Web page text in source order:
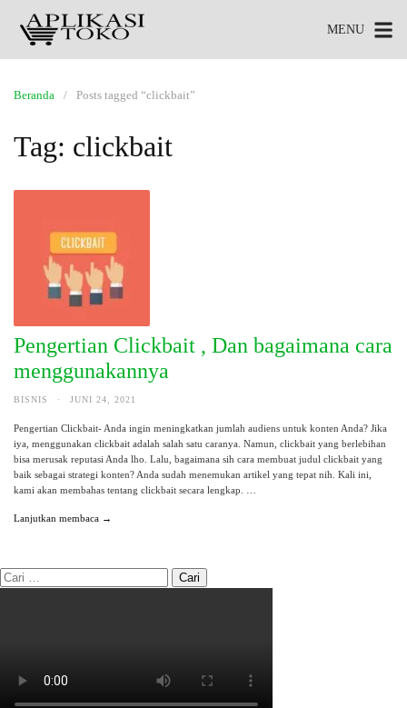
MENU
Beranda Posts tagged “clickbait”
Tag: clickbait
Pengertian Clickbait , Dan bagaimana cara
menggunakannya
BISNIS · JUNI 24, 2021
Pengertian Clickbait- Anda ingin meningkatkan jumlah audiens untuk konten Anda? Jika
iya, menggunakan clickbait adalah salah satu caranya. Namun, clickbait yang berlebihan
bisa merusak reputasi Anda lho. Lalu, bagaimana sih cara membuat judul clickbait yang
baik sebagai strategi konten? Anda sudah menemukan artikel yang tepat nih. Kali ini,
kami akan membahas tentang clickbait secara lengkap. …
Lanjutkan membaca →